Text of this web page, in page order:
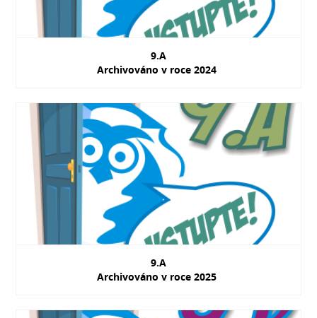
9.A
Archivováno v roce 2024
9.A
Archivováno v roce 2025